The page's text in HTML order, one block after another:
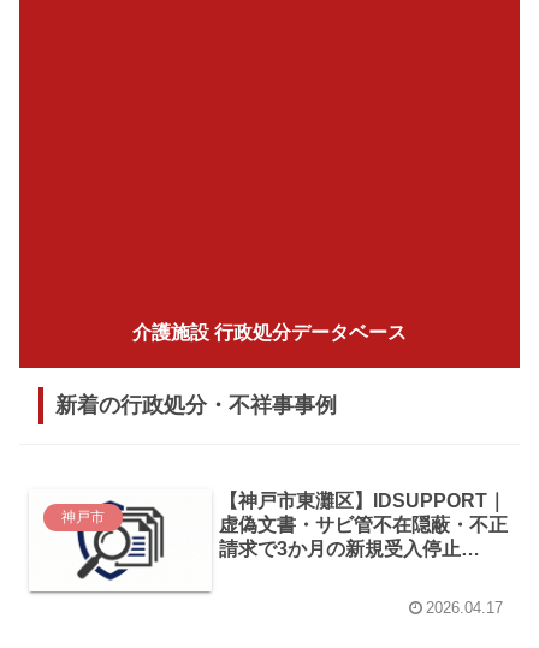
介護施設 行政処分データベース
新着の行政処分・不祥事事例
神戸市
【神戸市東灘区】IDSUPPORT｜
虚偽文書・サビ管不在隠蔽・不正
請求で3か月の新規受入停止
2026.04.17